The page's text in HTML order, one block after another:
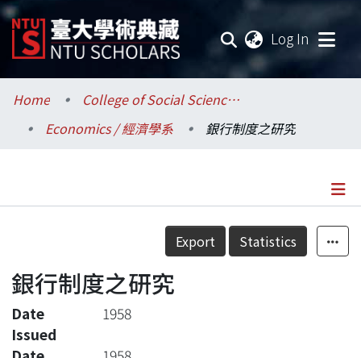
Log In
Communities & Collections
Research Outputs
Statistics
Home
College of Social Sciences / 社會科學院
Economics / 經濟學系
銀行制度之研究
Details
Export Statistics
銀行制度之研究
Date
Issued
1958